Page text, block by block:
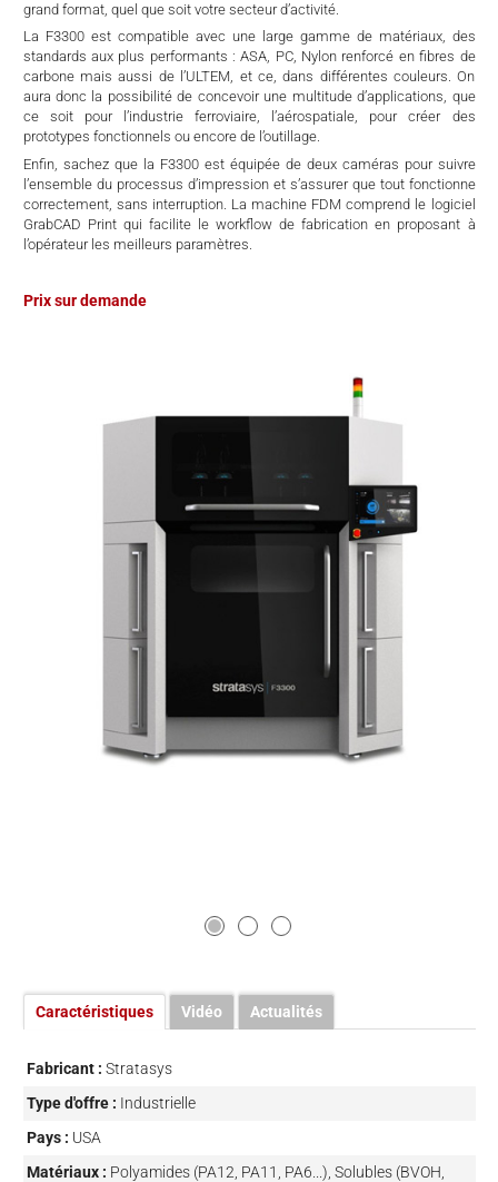
grand format, quel que soit votre secteur d’activité.
La F3300 est compatible avec une large gamme de matériaux, des
standards aux plus performants : ASA, PC, Nylon renforcé en fibres de
carbone mais aussi de l’ULTEM, et ce, dans différentes couleurs. On
aura donc la possibilité de concevoir une multitude d’applications, que
ce soit pour l’industrie ferroviaire, l’aérospatiale, pour créer des
prototypes fonctionnels ou encore de l’outillage.
Enfin, sachez que la F3300 est équipée de deux caméras pour suivre
l’ensemble du processus d’impression et s’assurer que tout fonctionne
correctement, sans interruption. La machine FDM comprend le logiciel
GrabCAD Print qui facilite le workflow de fabrication en proposant à
l’opérateur les meilleurs paramètres.
Prix sur demande
Caractéristiques Vidéo Actualités
Fabricant : Stratasys
Type d'offre : Industrielle
Pays : USA
Matériaux : Polyamides (PA12, PA11, PA6...), Solubles (BVOH,